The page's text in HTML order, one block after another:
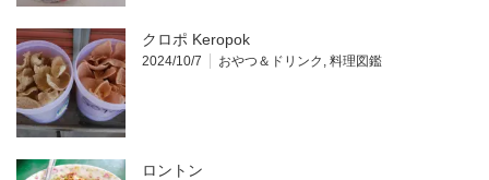
クロポ Keropok
2024/10/7 おやつ＆ドリンク , 料理図鑑
ロントン